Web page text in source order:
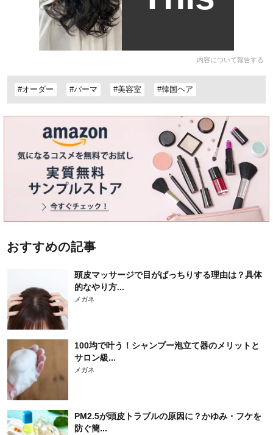
内容について報告する
#オーダー #パーマ #美容室 #韓国ヘア
おすすめの記事
頭皮マッサージで目がぱっちりする理由は？具体
的なやり方...
メガネ
100均で叶う！シャンプー泡立て器のメリットと
サロン級...
メガネ
PM2.5が頭皮トラブルの原因に？かゆみ・フケを
防ぐ簡...